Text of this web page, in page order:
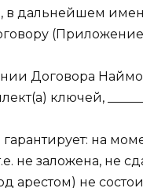
дальнейшем
Договора
ключей,
на
не заложена, не
арестом) не